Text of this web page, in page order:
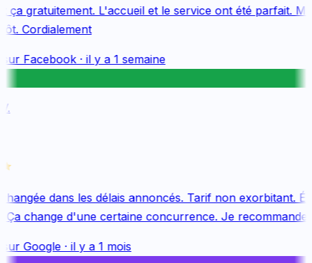
gratuitement. L'accueil et le service ont été parfait.
Cordialement
Facebook· il y a 1 semaine
dans les délais annoncés. Tarif non exorbitant.
change d'une certaine concurrence. Je recommande
Google· il y a 1 mois